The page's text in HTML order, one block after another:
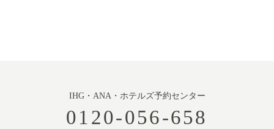
IHG・ANA・ホテルズ予約センター
0120-056-658